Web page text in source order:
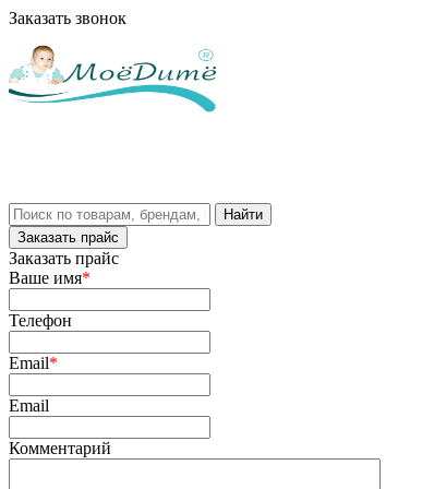
Заказать звонок
Заказать прайс
Заказать прайс
Ваше имя*
Телефон
Email*
Email
Комментарий